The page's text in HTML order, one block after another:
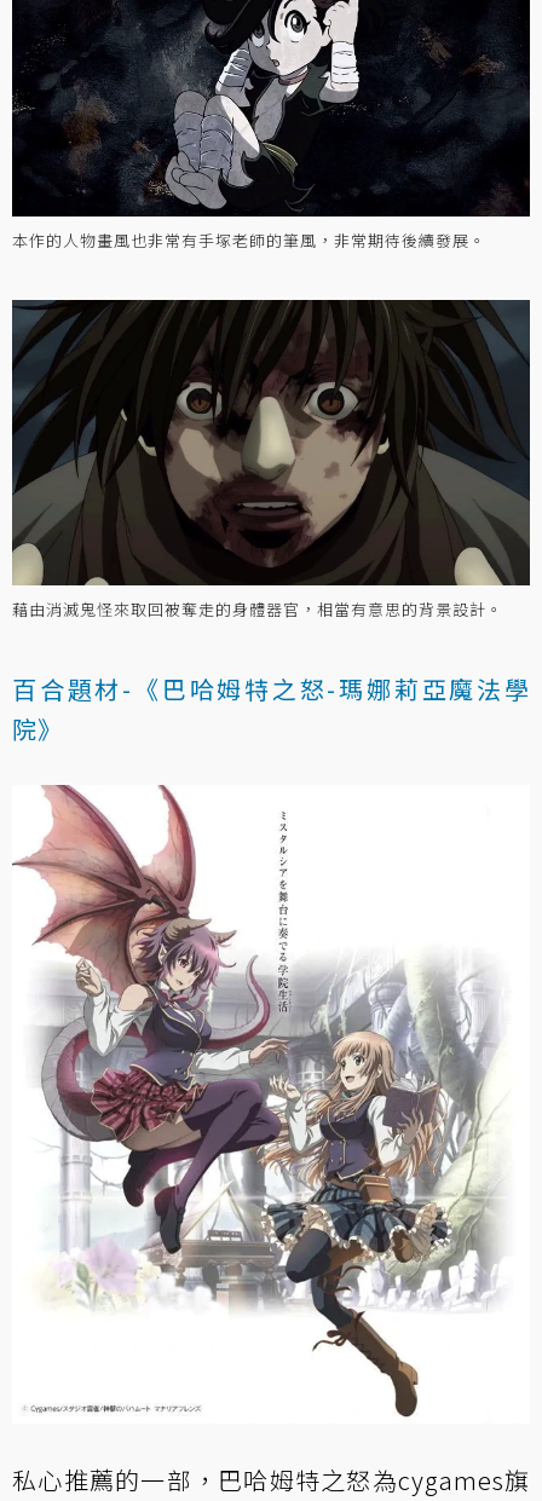
本作的人物畫風也非常有手塚老師的筆風，非常期待後續發展。
藉由消滅鬼怪來取回被奪走的身體器官，相當有意思的背景設計。
百合題材-《巴哈姆特之怒-瑪娜莉亞魔法學
院》
私心推薦的一部，巴哈姆特之怒為cygames旗